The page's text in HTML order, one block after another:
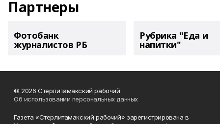
Партнеры
Фотобанк
журналистов РБ
Рубрика "Еда и
напитки"
© 2026 Стерлитамакский рабочий
Об использовании персональных данных
Газета «Стерлитамакский рабочий» зарегистрирована в